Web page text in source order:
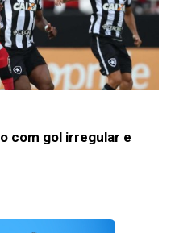
com gol irregular e